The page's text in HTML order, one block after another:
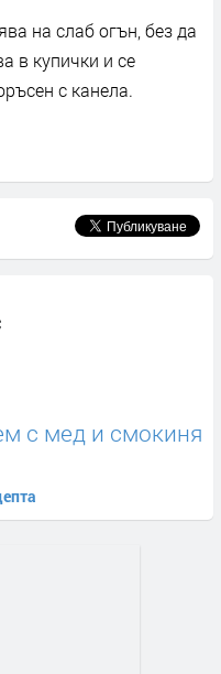
на слаб огън, без да
в купички и се
с канела.
с мед и смокиня